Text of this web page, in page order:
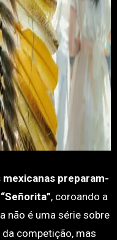
mexicanas preparam-
, coroando a
não é uma série sobre
competição, mas